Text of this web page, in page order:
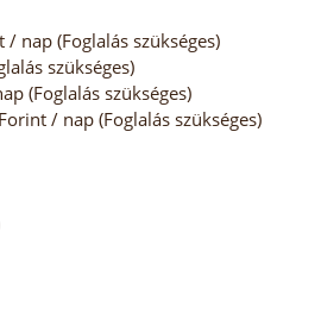
nap (Foglalás szükséges)
szükséges)
(Foglalás szükséges)
/ nap (Foglalás szükséges)